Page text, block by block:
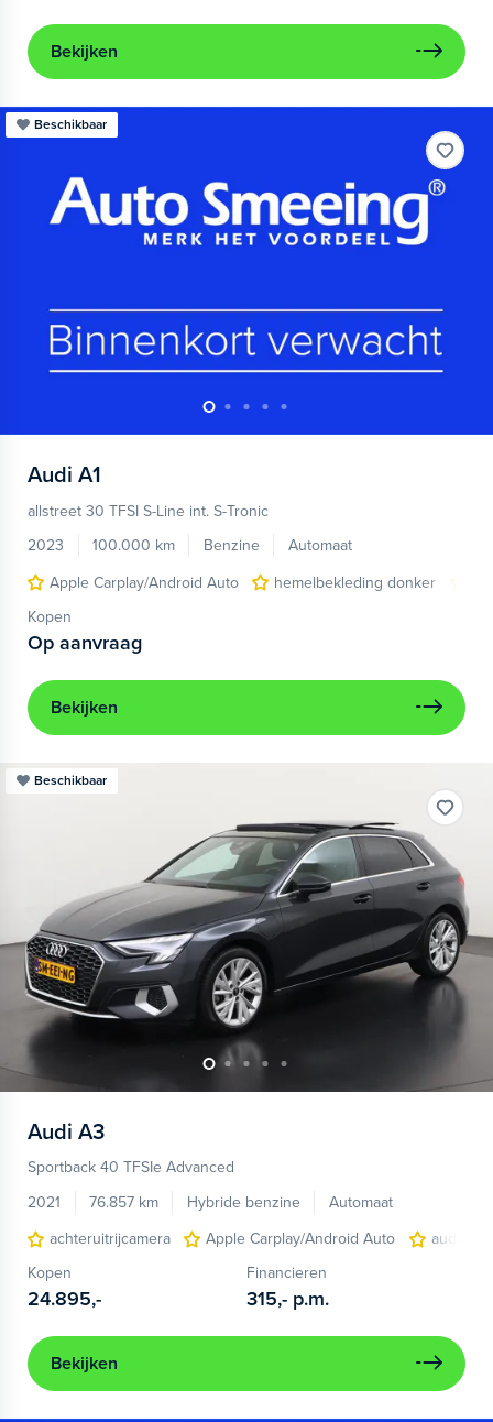
Bekijken
Beschikbaar
Audi A1
allstreet 30 TFSI S-Line int. S-Tronic
2023
100.000 km Benzine
Automaat
Apple Carplay/Android Auto
hemelbekleding donker
Kopen
Op aanvraag
Bekijken
Beschikbaar
Audi A3
Sportback 40 TFSIe Advanced
2021
76.857 km Hybride benzine
Automaat
achteruitrijcamera
Apple Carplay/Android Auto
audio
Kopen
24.895,-
Financieren
315,- p.m.
Bekijken